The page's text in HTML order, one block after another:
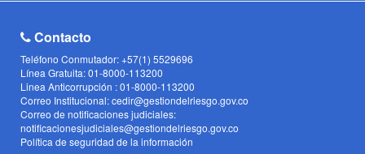
Contacto
Teléfono Conmutador: +57(1) 5529696
Línea Gratuita: 01-8000-113200
Linea Anticorrupción : 01-8000-113200
Correo Institucional: cedir@gestiondelriesgo.gov.co
Correo de notificaciones judiciales:
notificacionesjudiciales@gestiondelriesgo.gov.co
Política de seguridad de la información